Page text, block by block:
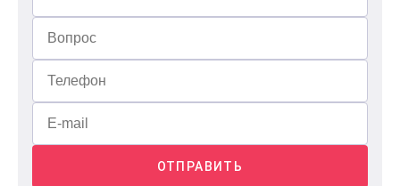
ОТПРАВИТЬ